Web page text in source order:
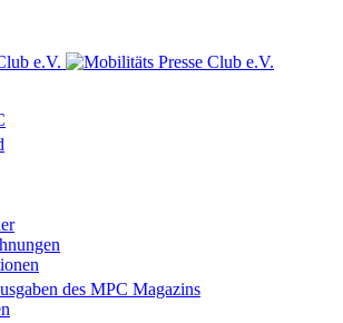
des MPC Magazins